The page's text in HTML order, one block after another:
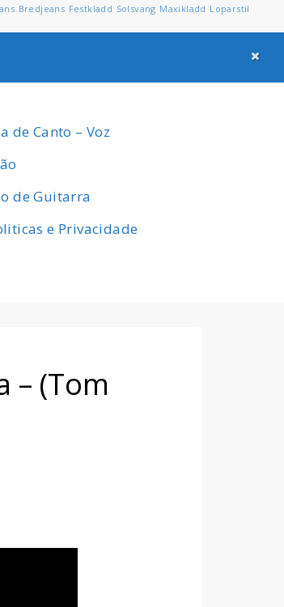
Bredjeans Festkladd Solsvang Maxikladd Loparstil
de Canto – Voz
de Guitarra
e Privacidade
– (Tom